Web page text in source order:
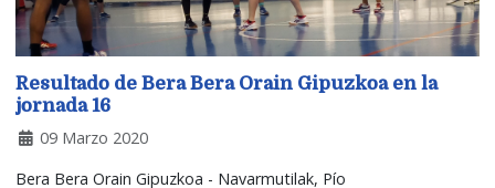
Resultado de Bera Bera Orain Gipuzkoa en la
jornada 16
09 Marzo 2020
Bera Bera Orain Gipuzkoa - Navarmutilak, Pío